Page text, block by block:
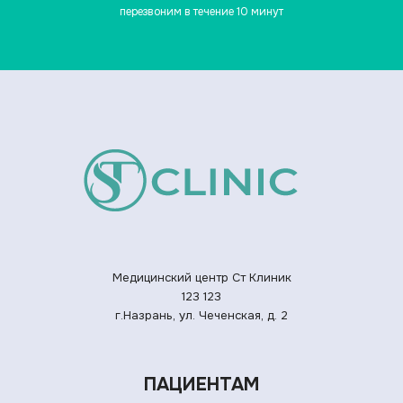
перезвоним в течение 10 минут
Медицинский центр Ст Клиник
123 123
г.Назрань, ул. Чеченская, д. 2
ПАЦИЕНТАМ